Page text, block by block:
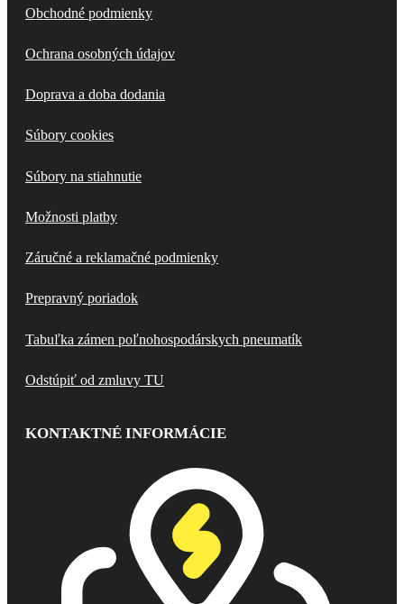
Obchodné podmienky
Ochrana osobných údajov
Doprava a doba dodania
Súbory cookies
Súbory na stiahnutie
Možnosti platby
Záručné a reklamačné podmienky
Prepravný poriadok
Tabuľka zámen poľnohospodárskych pneumatík
Odstúpiť od zmluvy TU
KONTAKTNÉ INFORMÁCIE